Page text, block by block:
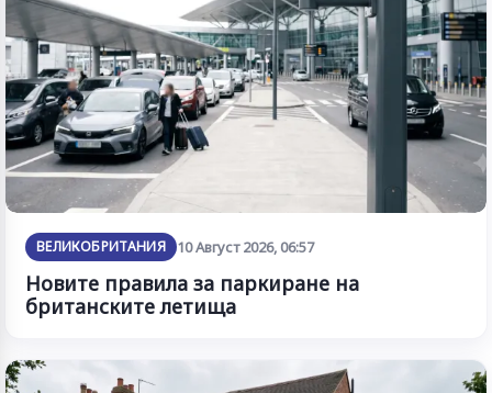
ВЕЛИКОБРИТАНИЯ 10 Август 2026, 06:57
Новите правила за паркиране на
британските летища